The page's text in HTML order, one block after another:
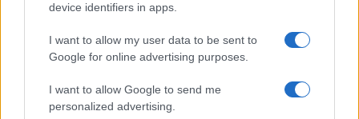
device identifiers in apps.
I want to allow my user data to be sent to
Google for online advertising purposes.
I want to allow Google to send me
personalized advertising.
Ripensare le tecnologie umanitarie oltre i criteri dei
donatori
Martina Marchesi · 10 Lug 2026